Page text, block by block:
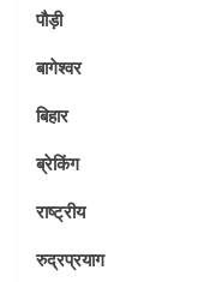
पौड़ी
बागेश्वर
बिहार
ब्रेकिंग
राष्ट्रीय
रुद्रप्रयाग